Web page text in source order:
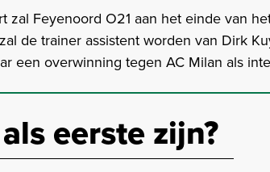
zal Feyenoord O21 aan het einde van
de trainer assistent worden van Dirk
een overwinning tegen AC Milan als
eerste zijn?